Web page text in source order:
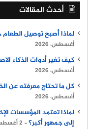
أحدث المقالات
لماذا أصبح توصيل الطعام
أغسطس، 2026
كيف تغير أدوات الذكاء
أغسطس، 2026
كل ما تحتاج معرفته عن
أغسطس، 2026
إلى جمهور أكبر؟ 2 أغسطس، 2026